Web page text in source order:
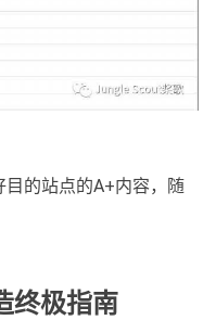
的站点的A+内容，随
终极指南